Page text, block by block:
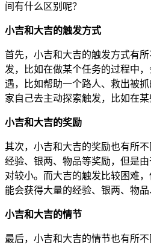
间有什么区别呢？
小吉和大吉的触发方式
首先，小吉和大吉的触发方式有
发，比如在做某个任务的过程中
遇，比如帮助一个路人、救出被
家自己去主动探索触发，比如在某
小吉和大吉的奖励
其次，小吉和大吉的奖励也有所
经验、银两、物品等奖励，但是
对较小。而大吉的触发比较困难
能会获得大量的经验、银两、物品
小吉和大吉的情节
最后，小吉和大吉的情节也有所